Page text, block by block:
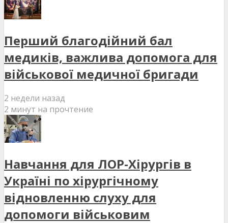
Перший благодійний бал
медиків, важлива допомога для
військової медичної бригади
2 недели назад
2 минут на прочтение
Навчання для ЛОР-Хірургів в
Україні по хірургічному
відновленню слуху для
допомоги військовим